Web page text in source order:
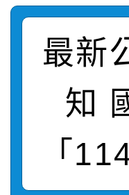
動辦
轉知
城市
畫影
轉知
劇比
表
轉知
敬師
【甄
學年
【甄
最新
知
「